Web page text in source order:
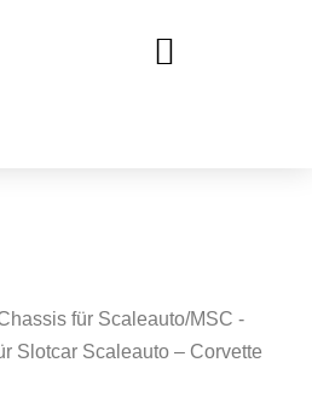
für Scaleauto/MSC -
Slotcar Scaleauto – Corvette